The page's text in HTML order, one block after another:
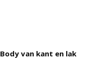
Body van kant en lak